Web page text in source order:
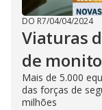
DO R7/04/04/2024
Viaturas
de
Mais de 5.000
das forças de
milhões